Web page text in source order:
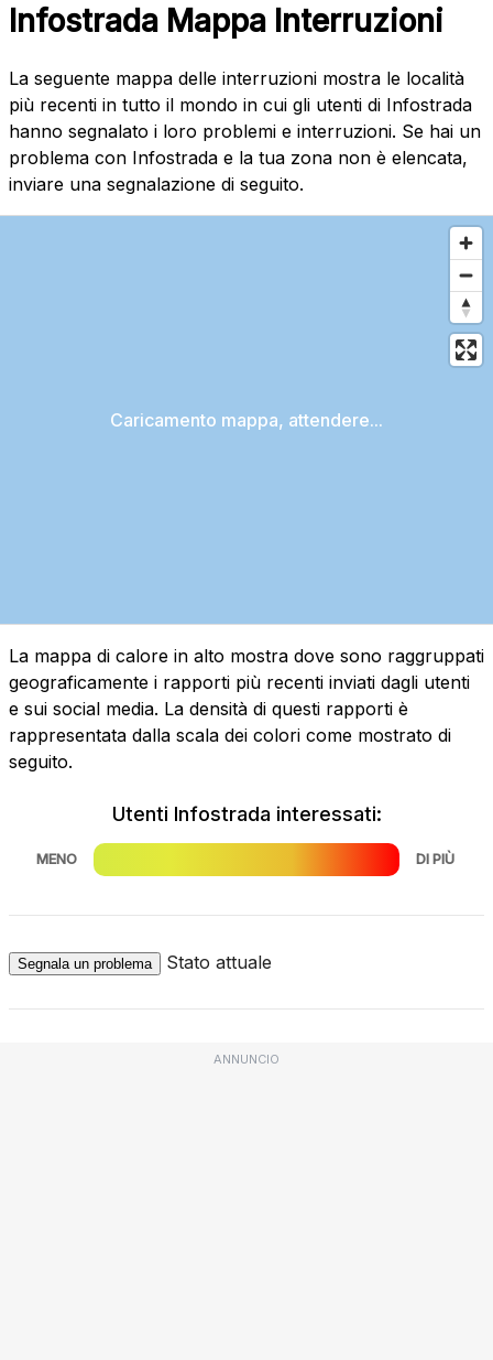
Infostrada Mappa Interruzioni
La seguente mappa delle interruzioni mostra le località
più recenti in tutto il mondo in cui gli utenti di Infostrada
hanno segnalato i loro problemi e interruzioni. Se hai un
problema con Infostrada e la tua zona non è elencata,
inviare una segnalazione di seguito.
Caricamento mappa, attendere...
La mappa di calore in alto mostra dove sono raggruppati
geograficamente i rapporti più recenti inviati dagli utenti
e sui social media. La densità di questi rapporti è
rappresentata dalla scala dei colori come mostrato di
seguito.
Utenti Infostrada interessati:
MENO DI PIÙ
Segnala un problema Stato attuale
ANNUNCIO